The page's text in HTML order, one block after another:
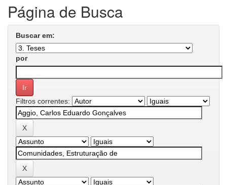
Página de Busca
Buscar em:
por
Filtros correntes: